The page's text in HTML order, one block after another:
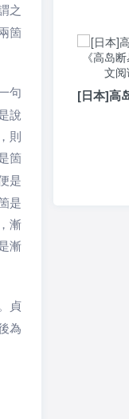
之
箇
句
說
則
箇
是
是
漸
漸
貞
為